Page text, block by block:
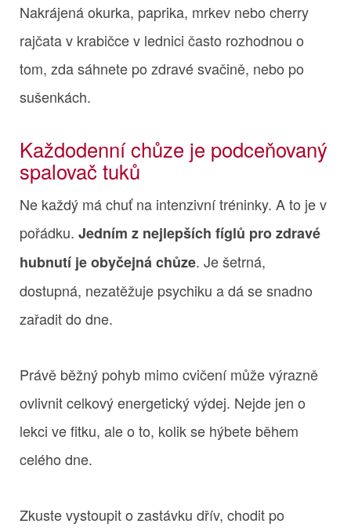
Nakrájená okurka, paprika, mrkev nebo cherry
rajčata v krabičce v lednici často rozhodnou o
tom, zda sáhnete po zdravé svačině, nebo po
sušenkách.
Každodenní chůze je podceňovaný
spalovač tuků
Ne každý má chuť na intenzivní tréninky. A to je v
pořádku. Jedním z nejlepších fíglů pro zdravé
hubnutí je obyčejná chůze. Je šetrná,
dostupná, nezatěžuje psychiku a dá se snadno
zařadit do dne.
Právě běžný pohyb mimo cvičení může výrazně
ovlivnit celkový energetický výdej. Nejde jen o
lekci ve fitku, ale o to, kolik se hýbete během
celého dne.
Zkuste vystoupit o zastávku dřív, chodit po